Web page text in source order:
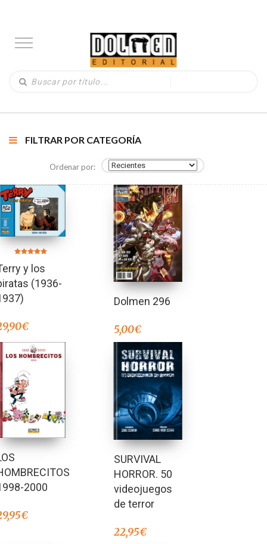
FILTRAR POR CATEGORÍA
Ordenar por:
5.00
de 5y los
(1936-
€
Dolmen 296
5,00€
2000
€
SURVIVAL
HORROR. 50
videojuegos
de terror
22,95€